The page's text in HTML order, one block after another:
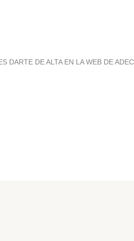
DARTE DE ALTA EN LA WEB DE